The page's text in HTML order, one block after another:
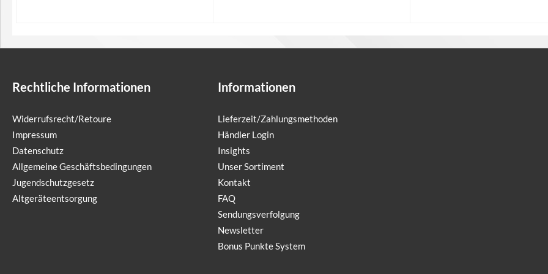
Rechtliche Informationen
Widerrufsrecht/Retoure
Impressum
Datenschutz
Allgemeine Geschäftsbedingungen
Jugendschutzgesetz
Altgeräteentsorgung
Informationen
Lieferzeit/Zahlungsmethoden
Händler Login
Insights
Unser Sortiment
Kontakt
FAQ
Sendungsverfolgung
Newsletter
Bonus Punkte System